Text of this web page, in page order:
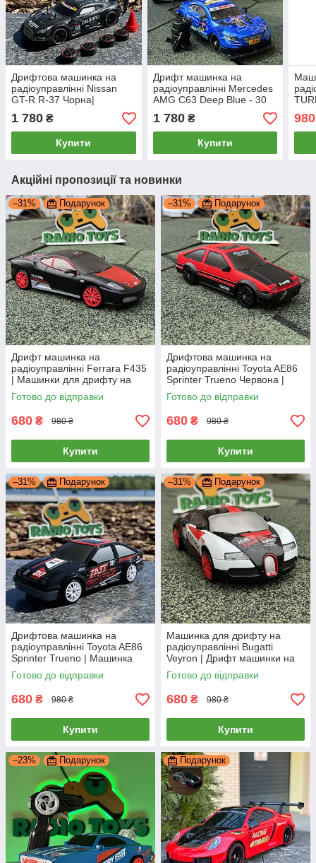
Дрифтова машинка на
радіоуправлінні Nissan
GT-R R-37 Чорна|
Машинка для дрифту на
пульті управління Дрифт
машина на радіокеруванні
1 780 ₴
Купити
Дрифт машинка на
радіоуправлінні Mercedes
AMG C63 Deep Blue - 30
км/год | Машинки для
дрифту на пульті
управління Дрифт
1 780₴
Купити
980
Акційні пропозиції та новинки
–31% Подарунок
Дрифт машинка на
радіоуправлінні Ferrara F435
| Машинки для дрифту на
пульті управління | Дрифт
машина на радіокеруванні
Готово до відправки
680 ₴ 980 ₴
Купити
–31% Подарунок
Дрифтова машинка на
радіоуправлінні Toyota AE86
Sprinter Trueno Червона |
Машинка для дрифту на
пульті управління | Дрифт
машина
Готово до відправки
680 ₴ 980 ₴
Купити
–31% Подарунок
Дрифтова машинка на
радіоуправлінні Toyota AE86
Sprinter Trueno | Машинка
для дрифту на пульті
управління | Дрифт машина
Готово до відправки
680 ₴ 980 ₴
Купити
–31% Подарунок
Машинка для дрифту на
радіоуправлінні Bugatti
Veyron | Дрифт машинки на
пульті управління | Дрифтова
машина на радіокеруванні
Готово до відправки
680 ₴ 980 ₴
Купити
–23% Подарунок Подарунок